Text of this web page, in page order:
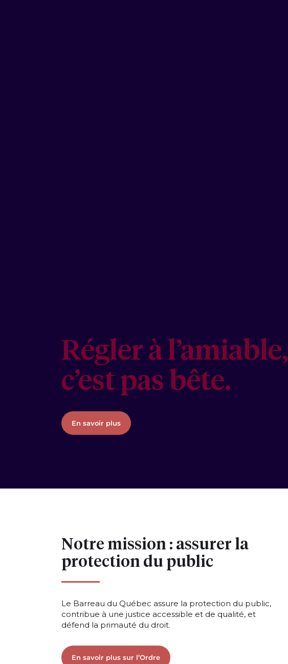
Régler à l’amiable,
c’est pas bête.
En savoir plus
Notre mission : assurer la
protection du public
Le Barreau du Québec assure la protection du public,
contribue à une justice accessible et de qualité, et
défend la primauté du droit.
En savoir plus sur l’Ordre